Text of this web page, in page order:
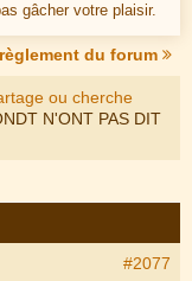
gâcher votre plaisir.
règlement du forum
ou cherche
N'ONT PAS DIT
#2077